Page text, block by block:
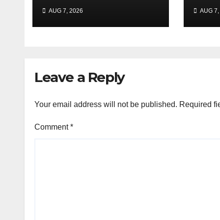
tumanggap ng
bigas sa ilalim ng
LGSF
AUG 7, 2026 AUG
Leave a Reply
Your email address will not be published. Required
Comment*